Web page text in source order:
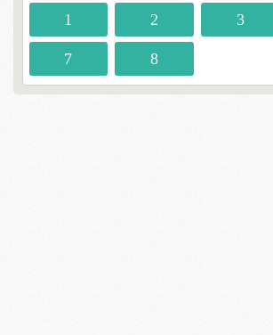
1 2 3
7 8